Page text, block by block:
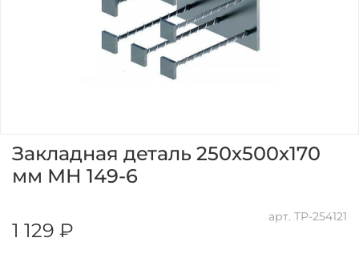
арт. ТР-254121
Закладная деталь 250х500х170
мм МН 149-6
1 129 ₽